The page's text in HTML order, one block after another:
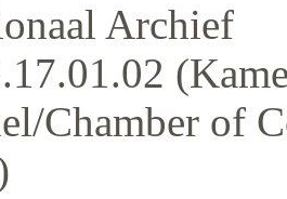
Archief
Chamber of